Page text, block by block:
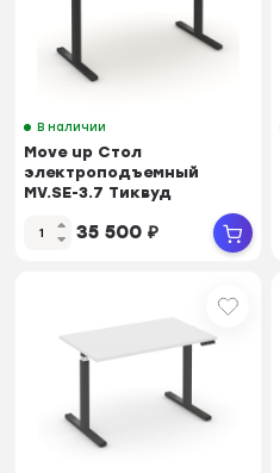
В наличии
Move up Стол
электроподъемный
MV.SE-3.7 Тиквуд
Светлый/Металл Черный
1380*720...
35 500 ₽